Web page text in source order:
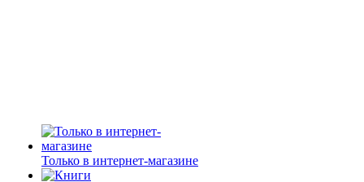
Только в интернет-магазине